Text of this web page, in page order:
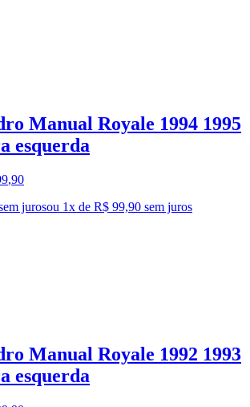
Manual Royale 1994 1995
esquerda
,90
jurosou 1x de R$ 99,90 sem juros
Manual Royale 1992 1993
esquerda